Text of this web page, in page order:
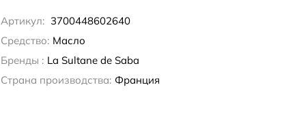
Артикул: 3700448602640
Средство: Масло
Бренды : La Sultane de Saba
Страна производства: Франция